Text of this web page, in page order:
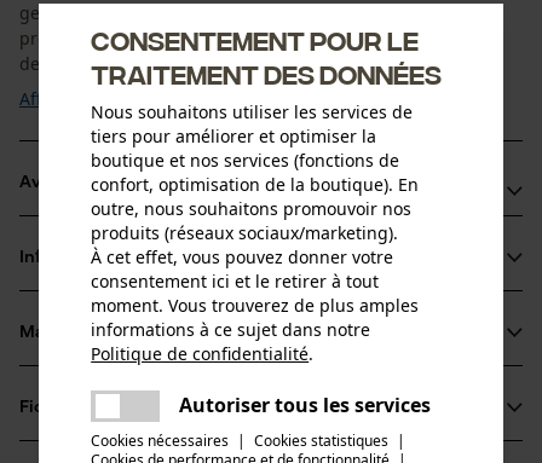
genouillères sont en Cordura extensible. Les genoux
préformés avec des genouillères réglables en hauteur (à
deux positions) assurent un grand confort. ...
Afficher plus
Avantages du produit
Haute visibilité
Facile d’entretien et séchage rapide
Le pantalon de travail HiVis 2240 Stretch de Jobman se
combine parfaitement avec les autres vêtements de
travail haute visibilité de la gamme Jobman.
Informations sur le produit
Détails du produit
Type dactivité
Pêcher, Travailler, Randonnée, Avertir, Camper,
Chasser
Matériau & entretien
Matériau
Fiches techniques
Fiche de données de sécurité du produit (PDF)
Consentement pour le
traitement des données
Nous souhaitons utiliser les services de
tiers pour améliorer et optimiser la
boutique et nos services (fonctions de
confort, optimisation de la boutique). En
outre, nous souhaitons promouvoir nos
produits (réseaux sociaux/marketing).
À cet effet, vous pouvez donner votre
consentement ici et le retirer à tout
moment. Vous trouverez de plus amples
informations à ce sujet dans notre
Politique de confidentialité.
Autoriser tous les services
Cookies nécessaires | Cookies statistiques |
Une erreur s'est produite. Veuillez
essayer encore.
partager
partager